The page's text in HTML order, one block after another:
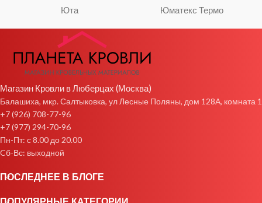
Юта Юматекс Термо
Магазин Кровли в Люберцах (Москва)
Балашиха, мкр. Салтыковка, ул Лесные Поляны, дом 128А, комната 1
+7 (926) 708-77-96
+7 (977) 294-70-96
Пн-Пт: с 8.00 до 20.00
Cб-Вс: выходной
ПОСЛЕДНЕЕ В БЛОГЕ